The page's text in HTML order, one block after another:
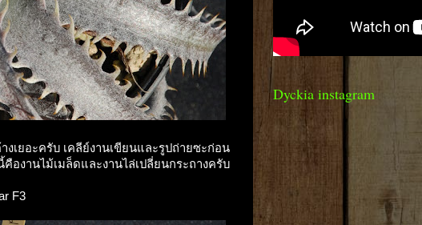
เยอะครับ เคลีย์งานเขียนและรูปถ่ายซะก่อน
องานไม้เมล็ดและงานไล่เปลี่ยนกระถางครับ
F3
Dyckia instagram